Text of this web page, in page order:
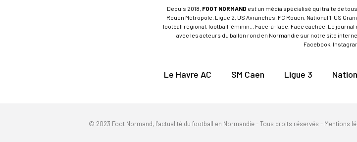
Depuis 2018, FOOT NORMAND est un média spécialisé qui traite de tous
Rouen Métropole, Ligue 2, US Avranches, FC Rouen, National 1, US
football régional, football féminin... Face-à-face, Face cachée, Le
avec les acteurs du ballon rond en Normandie sur notre site
Facebook,
Le Havre AC SM Caen Ligue 3
© 2023 Foot Normand, l’actualité du football en Normandie - Tous droits réservés - Mentions